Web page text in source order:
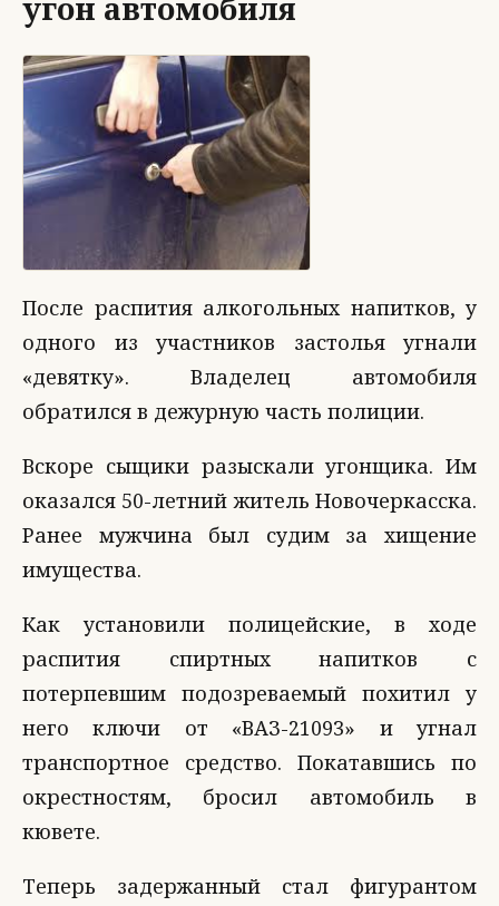
После распития алкогольных напитков, у
одного из участников застолья угнали
«девятку». Владелец автомобиля
обратился в дежурную часть полиции.
Вскоре сыщики разыскали угонщика. Им
оказался 50-летний житель Новочеркасска.
Ранее мужчина был судим за хищение
имущества.
Как установили полицейские, в ходе
распития спиртных напитков с
потерпевшим подозреваемый похитил у
него ключи от «ВАЗ-21093» и угнал
транспортное средство. Покатавшись по
окрестностям, бросил автомобиль в
кювете.
Теперь задержанный стал фигурантом